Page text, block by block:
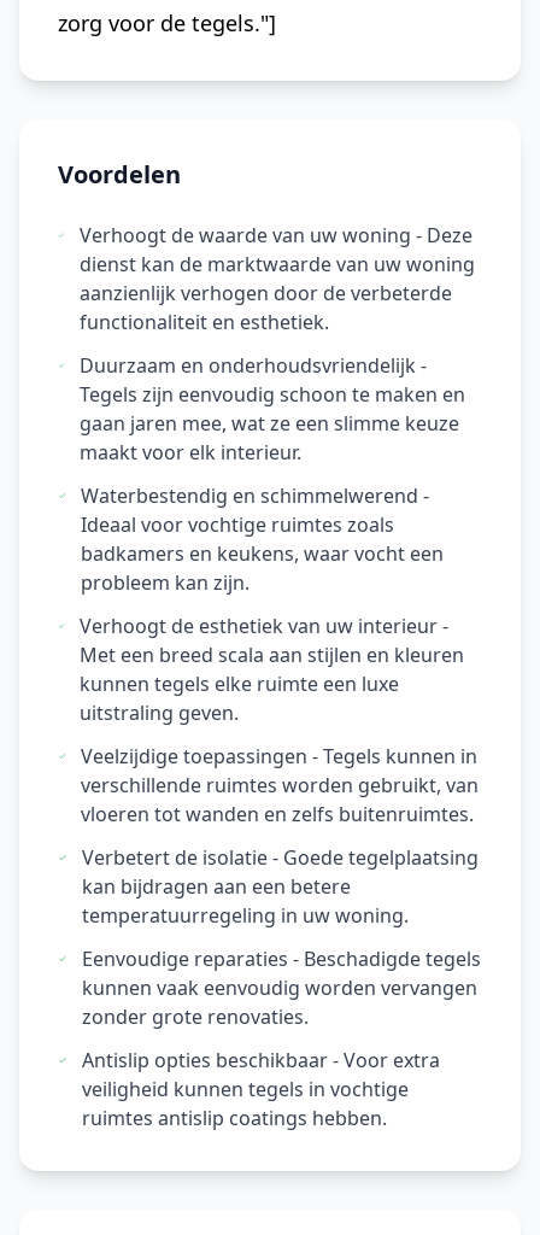
zorg voor de tegels."]
Voordelen
Verhoogt de waarde van uw woning - Deze
dienst kan de marktwaarde van uw woning
aanzienlijk verhogen door de verbeterde
functionaliteit en esthetiek.
Duurzaam en onderhoudsvriendelijk -
Tegels zijn eenvoudig schoon te maken en
gaan jaren mee, wat ze een slimme keuze
maakt voor elk interieur.
Waterbestendig en schimmelwerend -
Ideaal voor vochtige ruimtes zoals
badkamers en keukens, waar vocht een
probleem kan zijn.
Verhoogt de esthetiek van uw interieur -
Met een breed scala aan stijlen en kleuren
kunnen tegels elke ruimte een luxe
uitstraling geven.
Veelzijdige toepassingen - Tegels kunnen in
verschillende ruimtes worden gebruikt, van
vloeren tot wanden en zelfs buitenruimtes.
Verbetert de isolatie - Goede tegelplaatsing
kan bijdragen aan een betere
temperatuurregeling in uw woning.
Eenvoudige reparaties - Beschadigde tegels
kunnen vaak eenvoudig worden vervangen
zonder grote renovaties.
Antislip opties beschikbaar - Voor extra
veiligheid kunnen tegels in vochtige
ruimtes antislip coatings hebben.